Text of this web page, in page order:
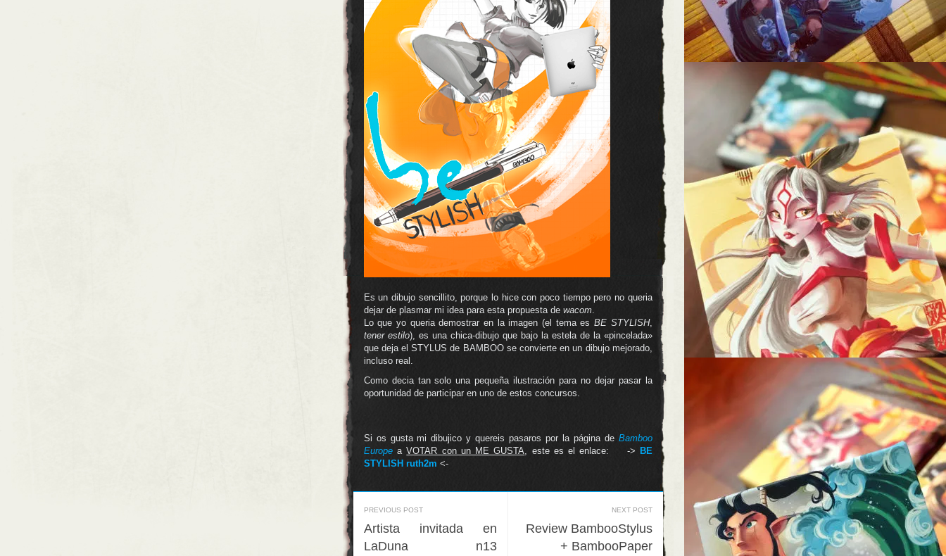
Es un dibujo sencillito, porque lo hice con poco tiempo pero no queria
dejar de plasmar mi idea para esta propuesta de wacom.
Lo que yo queria demostrar en la imagen (el tema esBE STYLISH,
tener estilo), es una chica-dibujo que bajo la estela de la «pincelada»
que deja el STYLUS de BAMBOO se convierte en un dibujo mejorado,
incluso real.
Como decia tan solo una pequeña ilustración para no dejar pasar la
oportunidad de participar en uno de estos concursos.
Si os gusta mi dibujico y quereis pasaros por la página de Bamboo
EuropeaVOTAR con un ME GUSTA, este es el enlace: -> BE
STYLISH ruth2m <-
PREVIOUS POST
Artista invitada en
LaDuna n13
NEXT POST
Review BambooStylus
+ BambooPaper